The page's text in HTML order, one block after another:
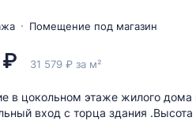
Помещение под магазин
31 579 ₽ за м²
в цокольном этаже жилого дома
вход с торца здания